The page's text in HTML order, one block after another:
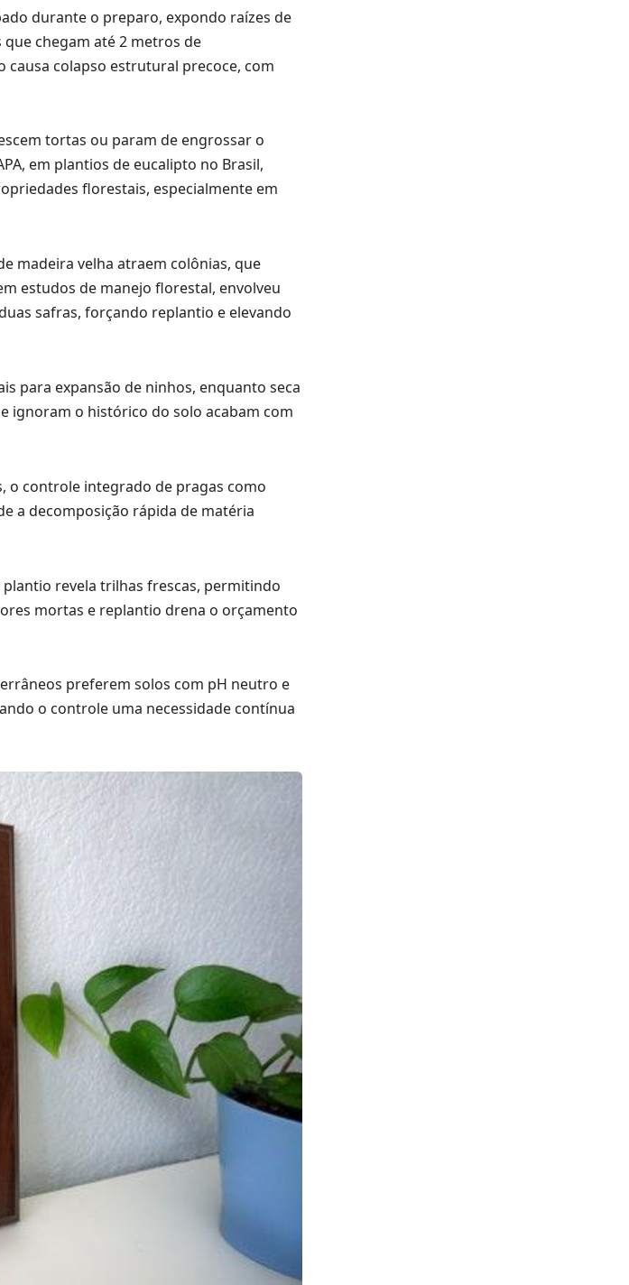
durante o preparo, expondo raízes de
chegam até 2 metros de
causa colapso estrutural precoce, com
tortas ou param de engrossar o
em plantios de eucalipto no Brasil,
florestais, especialmente em
madeira velha atraem colônias, que
estudos de manejo florestal, envolveu
safras, forçando replantio e elevando
para expansão de ninhos, enquanto seca
ignoram o histórico do solo acabam com
o controle integrado de pragas como
a decomposição rápida de matéria
revela trilhas frescas, permitindo
mortas e replantio drena o orçamento
preferem solos com pH neutro e
o controle uma necessidade contínua